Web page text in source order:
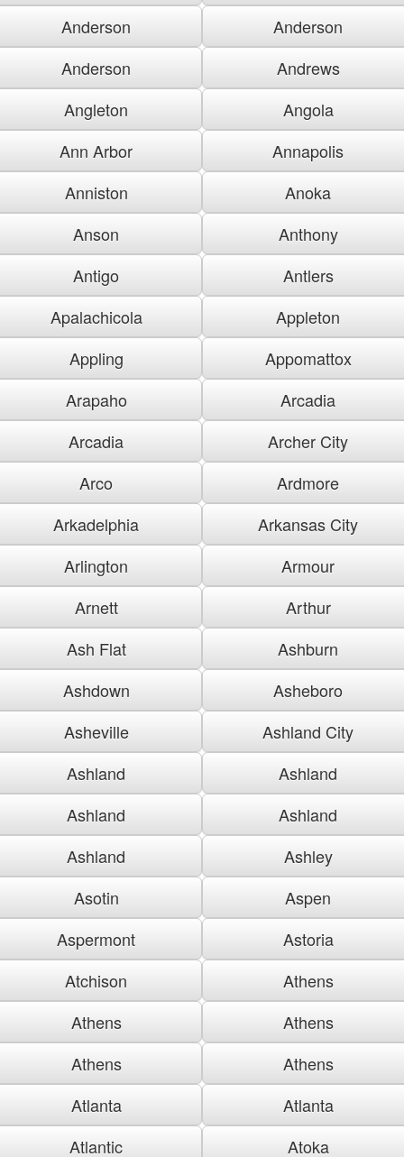
Anderson
Anderson
Anderson
Andrews
Angleton
Angola
Ann Arbor
Annapolis
Anniston
Anoka
Anson
Anthony
Antigo
Antlers
Apalachicola
Appleton
Appling
Appomattox
Arapaho
Arcadia
Arcadia
Archer City
Arco
Ardmore
Arkadelphia
Arkansas City
Arlington
Armour
Arnett
Arthur
Ash Flat
Ashburn
Ashdown
Asheboro
Asheville
Ashland City
Ashland
Ashland
Ashland
Ashland
Ashland
Ashley
Asotin
Aspen
Aspermont
Astoria
Atchison
Athens
Athens
Athens
Athens
Athens
Atlanta
Atlanta
Atlantic
Atoka